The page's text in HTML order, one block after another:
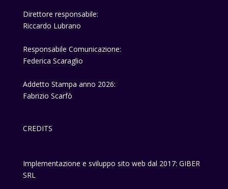
Direttore responsabile:
Riccardo Lubrano
Responsabile Comunicazione:
Federica Scaraglio
Addetto Stampa anno 2026:
Fabrizio Scarfò
CREDITS
Implementazione e sviluppo sito web dal 2017: GIBER
SRL